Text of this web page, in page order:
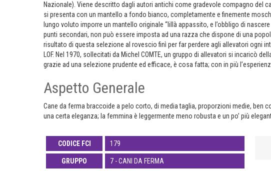
Nazionale). Viene descritto dagli autori antichi come gradevole compagno del
si presenta con un mantello a fondo bianco, completamente e finemente
lungo voluto imporre un mantello originale “lillà appassito, e l’obbligo di
punti secondari, non può essere imposta ad una razza che dispone di una
risultato di questa selezione al rovescio finì per far perdere agli allevatori ogni
LOF. Nel 1970, sollecitati da Michel COMTE, un gruppo di allevatori si incaricò
grazie ad una selezione prudente ed efficace, è cosa fatta; con in più
Aspetto Generale
Cane da ferma braccoide a pelo corto, di media taglia, proporzioni medie, ben
una certa eleganza; la femmina è leggermente meno robusta e un po’ più
CODICE FCI 179
GRUPPO 7 - CANI DA FERMA